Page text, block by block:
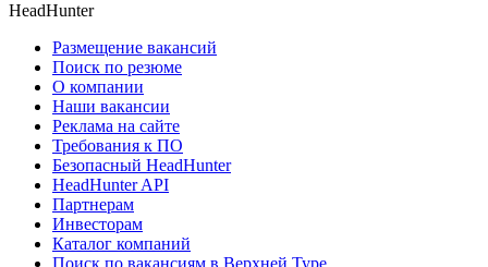
HeadHunter
Размещение вакансий
Поиск по резюме
О компании
Наши вакансии
Реклама на сайте
Требования к ПО
Безопасный HeadHunter
HeadHunter API
Партнерам
Инвесторам
Каталог компаний
Поиск по вакансиям в Верхней Туре